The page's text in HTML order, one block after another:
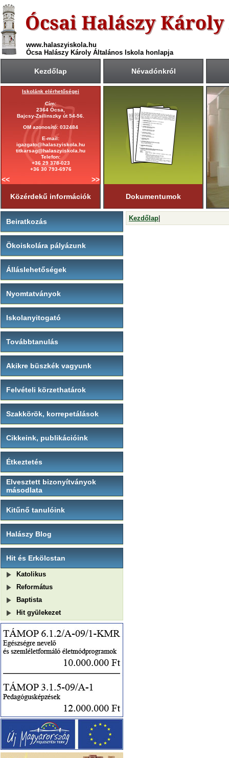
www.halaszyiskola.hu
Ócsa Halászy Károly Általános Iskola honlapja
Kezdőlap Névadónkról
Iskolánk elérhetőségei
Cím:
2364 Ócsa,
Bajcsy-Zsilinszky út 54-56.
OM azonosító: 032484
E-mail:
igazgato@halaszyiskola.hu
titkarsag@halaszyiskola.hu
Telefon:
+36 29 378-023
+36 30 793-6976
Első tanítási nap:
2025. szeptember 1. (hétfő)
Utolsó tanítási nap:
2026. június 19. (péntek)
Tanítási napok száma:
181 nap
Első félév
2026. január 23-igtart.
<< >>
Közérdekű információk Dokumentumok
Beiratkozás
Ökoiskolára pályázunk
Álláslehetőségek
Nyomtatványok
Iskolanyitogató
Továbbtanulás
Akikre büszkék vagyunk
Felvételi körzethatárok
Szakkörök, korrepetálások
Cikkeink, publikációink
Étkeztetés
Elvesztett bizonyítványok
másodlata
Kitűnő tanulóink
Halászy Blog
Hit és Erkölcstan
Katolikus
Református
Baptista
Hit gyülekezet
Kezdőlap